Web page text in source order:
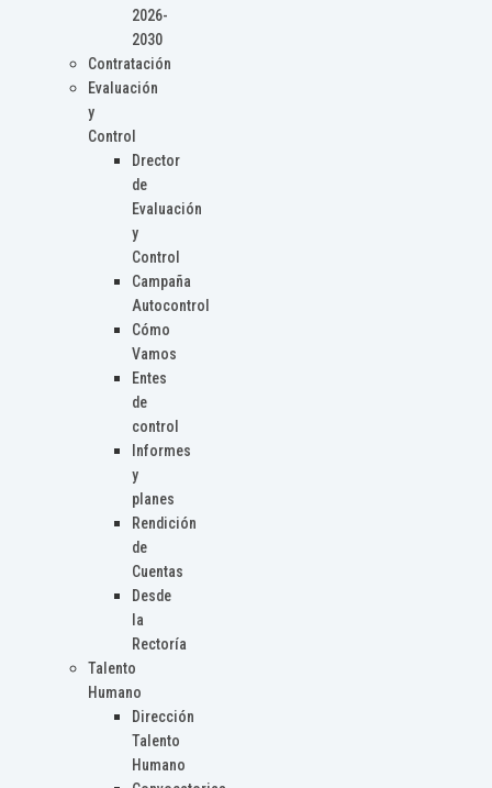
2026-
2030
Contratación
Evaluación
y
Control
Drector
de
Evaluación
y
Control
Campaña
Autocontrol
Cómo
Vamos
Entes
de
control
Informes
y
planes
Rendición
de
Cuentas
Desde
la
Rectoría
Talento
Humano
Dirección
Talento
Humano